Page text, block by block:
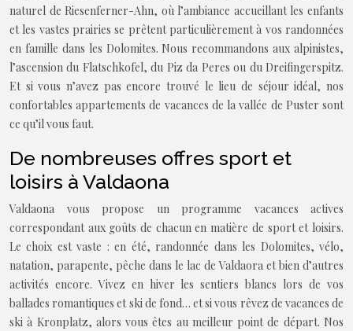
naturel de Riesenferner-Ahn, où l’ambiance accueillant les enfants
et les vastes prairies se prêtent particulièrement à vos randonnées
en famille dans les Dolomites. Nous recommandons aux alpinistes,
l’ascension du Flatschkofel, du Piz da Peres ou du Dreifingerspitz.
Et si vous n’avez pas encore trouvé le lieu de séjour idéal, nos
confortables appartements de vacances de la vallée de Puster sont
ce qu’il vous faut.
De nombreuses offres sport et
loisirs à Valdaona
Valdaona vous propose un programme vacances actives
correspondant aux goûts de chacun en matière de sport et loisirs.
Le choix est vaste : en été, randonnée dans les Dolomites, vélo,
natation, parapente, pêche dans le lac de Valdaora et bien d’autres
activités encore. Vivez en hiver les sentiers blancs lors de vos
ballades romantiques et ski de fond… et si vous rêvez de vacances de
ski à Kronplatz, alors vous êtes au meilleur point de départ. Nos